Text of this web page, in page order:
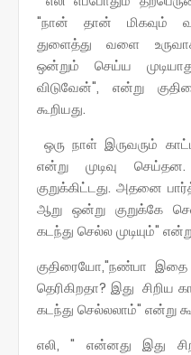
"நான் தான் மிகவும்
துளைத்து வளை
ஒன்றும் செய்ய
விடுவேன்", என்று
கூறியது.
ஒரு நாள் இருவரும்
என்று முடிவு
குறுக்கிட்டது. அதனை
ஆறு ஒன்று குறுக்கே
கடந்து செல்ல முடியும்"
குதிரையோ,"நண்பா
தெரிகிறதா? இது சிறிய
கடந்து செல்லலாம்" என்று
எலி, " என்னது இது